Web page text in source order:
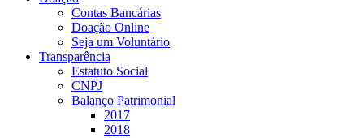
Contas Bancárias
Doação Online
Seja um Voluntário
Transparência
Estatuto Social
CNPJ
Balanço Patrimonial
2017
2018